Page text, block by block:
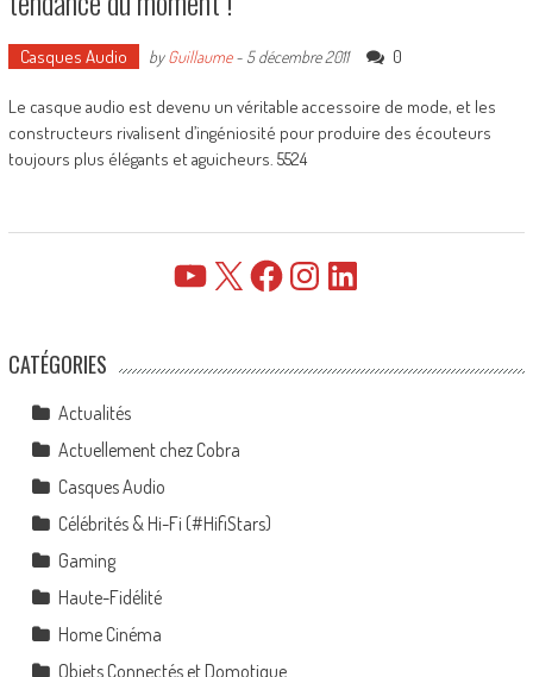
Casques Audio byGuillaume- 5 décembre 2011 0
Le casque audio est devenu un véritable accessoire de mode, et les
constructeurs rivalisent d’ingéniosité pour produire des écouteurs
toujours plus élégants et aguicheurs. 5524
YouTube FacebookInstagramLinkedIn
CATÉGORIES
Actualités
Actuellement chez Cobra
Casques Audio
Célébrités & Hi-Fi (#HifiStars)
Gaming
Haute-Fidélité
Home Cinéma
Objets Connectés et Domotique